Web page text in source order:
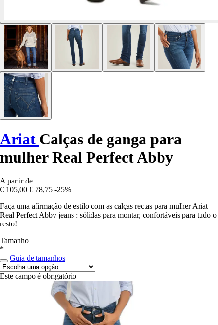
Ariat Calças de ganga para
mulher Real Perfect Abby
A partir de
€ 105,00 € 78,75 -25%
Faça uma afirmação de estilo com as calças rectas para mulher Ariat
Real Perfect Abby jeans : sólidas para montar, confortáveis para tudo o
resto!
Tamanho
*
Guia de tamanhos
Este campo é obrigatório